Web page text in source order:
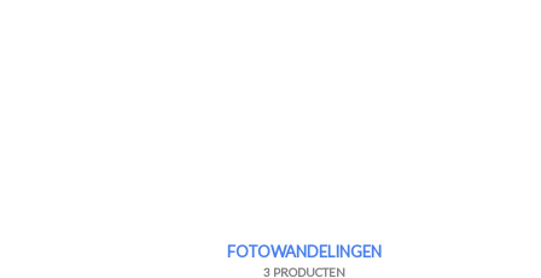
FOTOWANDELINGEN
3 PRODUCTEN